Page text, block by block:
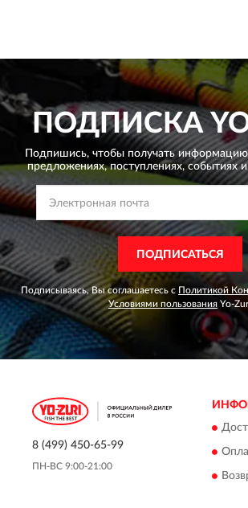
ПОДПИСКА
Подпишись, чтобы получать
предложениях,поступлениях, событиях
ПОДПИСАТЬСЯ
Подписываясь, Вы соглашаетесь с Политикой
Условиями пользования Yo-
8 (499) 450-65-99
ПН-ВС 9:00-21:00